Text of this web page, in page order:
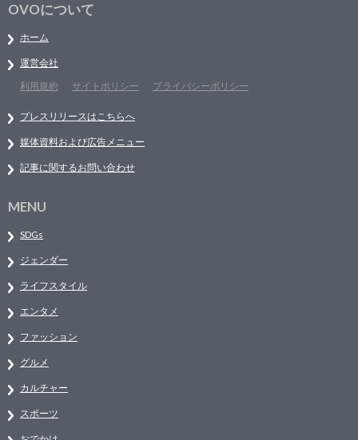
OVOについて
ホーム
運営会社
利用規約
サイトポリシー プライバシーポリシー
プレスリリースはこちらへ
媒体資料および広告メニュー
記事に関するお問い合わせ
MENU
SDGs
ジェンダー
ライフスタイル
エンタメ
ファッション
グルメ
カルチャー
スポーツ